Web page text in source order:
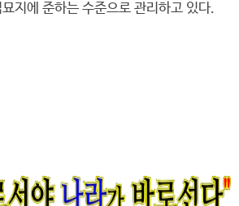
지에 준하는 수준으로 관리하고 있다.